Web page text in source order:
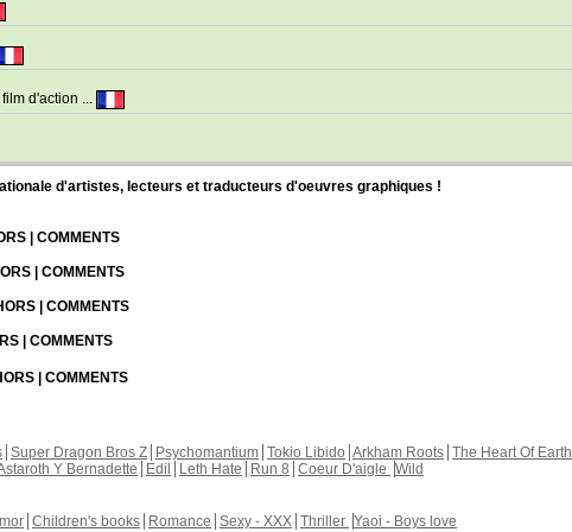
d'action ...
d'artistes, lecteurs et traducteurs d'oeuvres graphiques !
| COMMENTS
| COMMENTS
| COMMENTS
| COMMENTS
| COMMENTS
Super Dragon Bros Z Psychomantium Tokio Libido Arkham Roots The Heart Of Earth
Y Bernadette Edil Leth Hate Run 8 Coeur D'aigle Wild
Children's books Romance Sexy - XXX Thriller Yaoi - Boys love